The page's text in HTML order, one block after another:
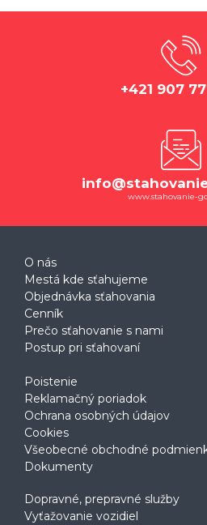
+421 907
www.stahovanie-
O nás
Mestá kde sťahujeme
Objednávka sťahovania
Cenník
Prečo sťahovanie s nami
Postup pri sťahovaní
Poistenie
Reklamačný poriadok
Ochrana osobných údajov
Cookies
Všeobecné obchodné
Dokumenty
Dopravné, prepravné služby
Vyťažovanie vozidiel